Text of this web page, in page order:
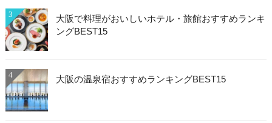
3
大阪で料理がおいしいホテル・旅館おすすめランキ
ングBEST15
4 大阪の温泉宿おすすめランキングBEST15